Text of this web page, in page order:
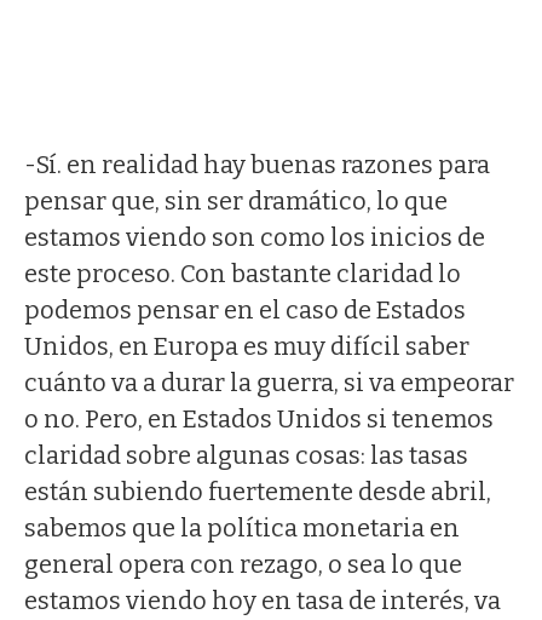
-Sí. en realidad hay buenas razones para
pensar que, sin ser dramático, lo que
estamos viendo son como los inicios de
este proceso. Con bastante claridad lo
podemos pensar en el caso de Estados
Unidos, en Europa es muy difícil saber
cuánto va a durar la guerra, si va empeorar
o no. Pero, en Estados Unidos si tenemos
claridad sobre algunas cosas: las tasas
están subiendo fuertemente desde abril,
sabemos que la política monetaria en
general opera con rezago, o sea lo que
estamos viendo hoy en tasa de interés, va